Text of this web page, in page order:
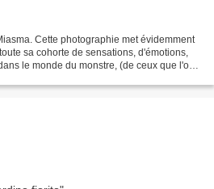
Cette photographie met évidemment
sa cohorte de sensations, d'émotions,
le monde du monstre, (de ceux que l'on